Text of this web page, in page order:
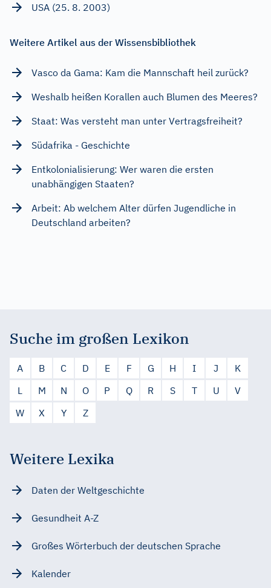
USA (25. 8. 2003)
Weitere Artikel aus der Wissensbibliothek
Vasco da Gama: Kam die Mannschaft heil zurück?
Weshalb heißen Korallen auch Blumen des Meeres?
Staat: Was versteht man unter Vertragsfreiheit?
Südafrika - Geschichte
Entkolonialisierung: Wer waren die ersten
unabhängigen Staaten?
Arbeit: Ab welchem Alter dürfen Jugendliche in
Deutschland arbeiten?
Suche im großen Lexikon
A B C D E F G H I J
K
L
M N O P Q R S T U
V
W
X Y Z
Weitere Lexika
Daten der Weltgeschichte
Gesundheit A-Z
Großes Wörterbuch der deutschen Sprache
Kalender